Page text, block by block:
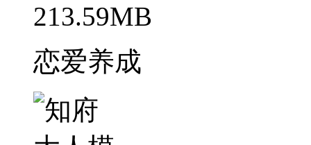
213.59MB
恋爱养成